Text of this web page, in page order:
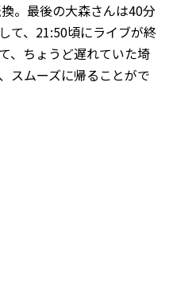
。最後の大森さんは40分
て、21:50頃にライブが終
、ちょうど遅れていた埼
スムーズに帰ることがで